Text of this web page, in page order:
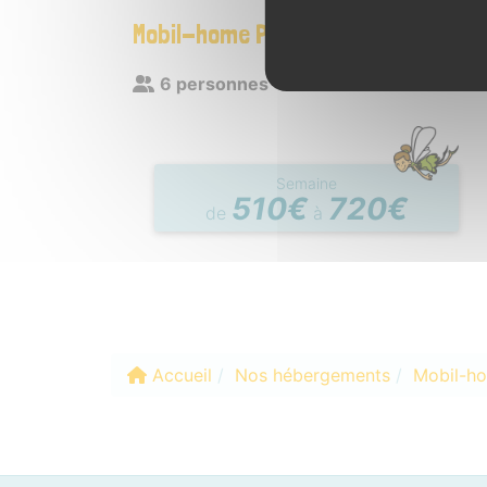
Mobil-home Premium
6 personnes
Semaine
de 510€ à 720€
Accueil Nos hébergements Mobil-